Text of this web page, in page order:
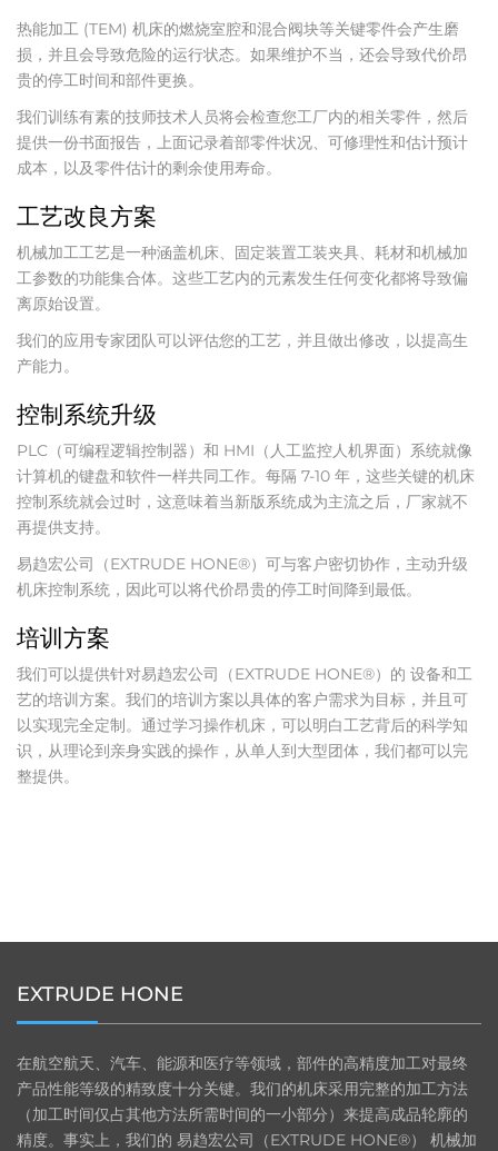
热能加工 (TEM) 机床的燃烧室腔和混合阀块等关键零件会产生磨
损，并且会导致危险的运行状态。如果维护不当，还会导致代价昂
贵的停工时间和部件更换。
我们训练有素的技师技术人员将会检查您工厂内的相关零件，然后
提供一份书面报告，上面记录着部零件状况、可修理性和估计预计
成本，以及零件估计的剩余使用寿命。
工艺改良方案
机械加工工艺是一种涵盖机床、固定装置工装夹具、耗材和机械加
工参数的功能集合体。这些工艺内的元素发生任何变化都将导致偏
离原始设置。
我们的应用专家团队可以评估您的工艺，并且做出修改，以提高生
产能力。
控制系统升级
PLC（可编程逻辑控制器）和 HMI（人工监控人机界面）系统就像
计算机的键盘和软件一样共同工作。每隔 7-10 年，这些关键的机床
控制系统就会过时，这意味着当新版系统成为主流之后，厂家就不
再提供支持。
易趋宏公司（EXTRUDE HONE®）可与客户密切协作，主动升级
机床控制系统，因此可以将代价昂贵的停工时间降到最低。
培训方案
我们可以提供针对易趋宏公司（EXTRUDE HONE®）的 设备和工
艺的培训方案。我们的培训方案以具体的客户需求为目标，并且可
以实现完全定制。通过学习操作机床，可以明白工艺背后的科学知
识，从理论到亲身实践的操作，从单人到大型团体，我们都可以完
整提供。
EXTRUDE HONE
在航空航天、汽车、能源和医疗等领域，部件的高精度加工对最终
产品性能等级的精致度十分关键。我们的机床采用完整的加工方法
（加工时间仅占其他方法所需时间的一小部分）来提高成品轮廓的
精度。事实上，我们的 易趋宏公司（EXTRUDE HONE®） 机械加